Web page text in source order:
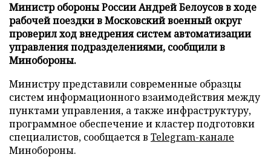
Министр обороны России Андрей Белоусов в ходе
рабочей поездки в Московский военный округ
проверил ход внедрения систем автоматизации
управления подразделениями, сообщили в
Минобороны.
Министру представили современные образцы
систем информационного взаимодействия между
пунктами управления, а также инфраструктуру,
программное обеспечение и кластер подготовки
специалистов, сообщается в Telegram-канале
Минобороны.